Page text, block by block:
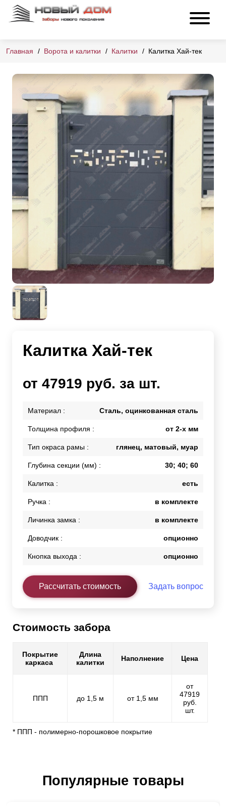
Главная Ворота и калитки Калитки Калитка Хай-тек
Калитка Хай-тек
от 47919 руб. за шт.
Материал : Сталь, оцинкованная сталь
Толщина профиля : от 2-х мм
Тип окраса рамы : глянец, матовый, муар
Глубина секции (мм) : 30; 40; 60
Калитка : есть
Ручка : в комплекте
Личинка замка : в комплекте
Доводчик : опционно
Кнопка выхода : опционно
Рассчитать стоимость Задать вопрос
Стоимость забора
Покрытие
каркаса
Длина
калитки
Наполнение Цена
ППП до 1,5 м от 1,5 мм
от
47919
руб.
шт.
* ППП - полимерно-порошковое покрытие
Популярные товары